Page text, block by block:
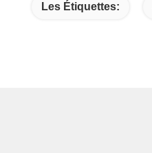
Les Étiquettes: